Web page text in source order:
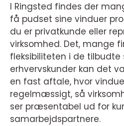
I Ringsted findes der
få pudset sine vinduer
du er privatkunde eller
virksomhed. Det, mange
fleksibiliteten i de tilbudte
erhvervskunder kan det
en fast aftale, hvor
regelmæssigt, så
ser præsentabel ud for
samarbejdspartnere.